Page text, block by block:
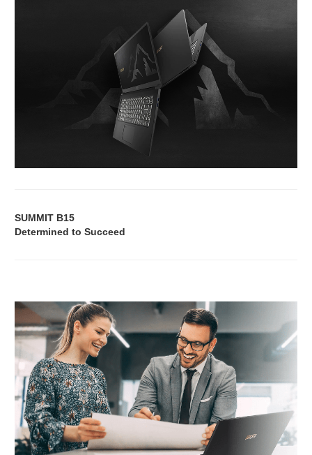
SUMMIT B15
Determined to Succeed